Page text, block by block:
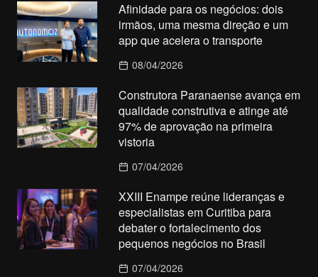
Afinidade para os negócios: dois
irmãos, uma mesma direção e um
app que acelera o transporte
08/04/2026
Construtora Paranaense avança em
qualidade construtiva e atinge até
97% de aprovação na primeira
vistoria
07/04/2026
XXIII Enampe reúne lideranças e
especialistas em Curitiba para
debater o fortalecimento dos
pequenos negócios no Brasil
07/04/2026